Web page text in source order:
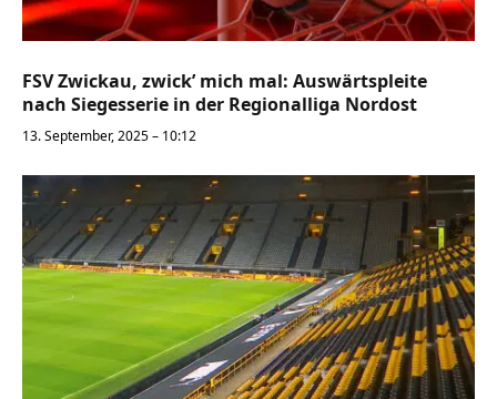
FSV Zwickau, zwick’ mich mal: Auswärtspleite
nach Siegesserie in der Regionalliga Nordost
13. September, 2025 – 10:12